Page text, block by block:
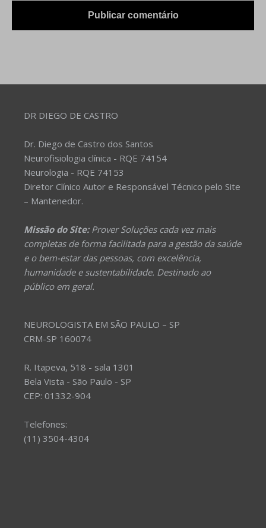
DR DIEGO DE CASTRO
Dr. Diego de Castro dos Santos
Neurofisiologia clínica - RQE 74154
Neurologia - RQE 74153
Diretor Clínico Autor e Responsável Técnico pelo Site
– Mantenedor.
Missão do Site:Prover Soluções cada vez mais
completas de forma facilitada para a gestão da saúde
e o bem-estar das pessoas, com excelência,
humanidade e sustentabilidade. Destinado ao
público em geral.
NEUROLOGISTA EM SÃO PAULO – SP
CRM-SP 160074
R. Itapeva, 518 - sala 1301
Bela Vista - São Paulo - SP
CEP: 01332-904
Telefones:
(11) 3504-4304